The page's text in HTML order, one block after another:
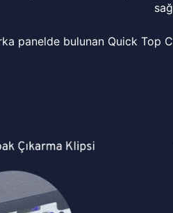
panelde bulunan Quick Top